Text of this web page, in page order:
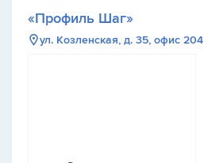
«Профиль Шаг»
ул. Козленская, д. 35, офис 204